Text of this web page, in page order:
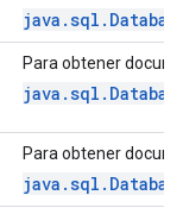
Para obtener
Para obtener